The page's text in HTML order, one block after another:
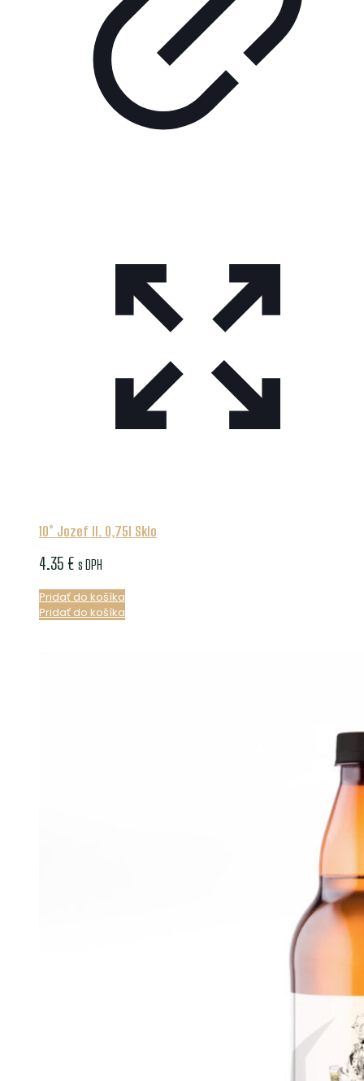
10° Jozef II. 0,75l Sklo
4.35 € s DPH
Pridať do košíka
Pridať do košíka